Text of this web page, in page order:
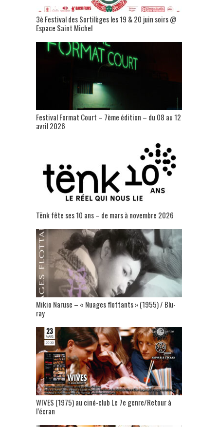
3è Festival des Sortilèges les 19 & 20 juin soirs @
Espace Saint Michel
Festival Format Court – 7ème édition – du 08 au 12
avril 2026
Tënk fête ses 10 ans – de mars à novembre 2026
Mikio Naruse – « Nuages flottants » (1955) / Blu-
ray
WIVES (1975) au ciné-club Le 7e genre/Retour à
l’écran